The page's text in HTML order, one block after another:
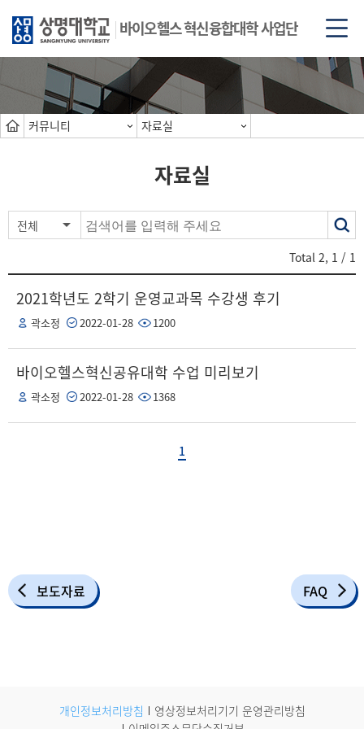
바이오헬스 혁신융합대학 사업단
커뮤니티 자료실
자료실
전체
Total 2, 1 / 1
2021학년도 2학기 운영교과목 수강생 후기
곽소정 2022-01-28 1200
바이오헬스혁신공유대학 수업 미리보기
곽소정 2022-01-28 1368
1
보도자료 FAQ
개인정보처리방침
영상정보처리기기 운영관리방침